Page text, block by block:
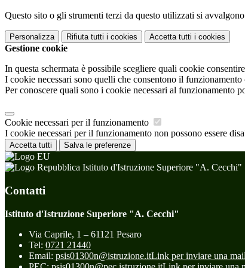
Questo sito o gli strumenti terzi da questo utilizzati si
Personalizza Rifiuta tutti i cookies Accetta tutti i cookies
Gestione cookie
In questa schermata è possibile scegliere quali cookie
I cookie necessari sono quelli che consentono il
Per conoscere quali sono i cookie necessari al funzionamento
Cookie necessari per il funzionamento
I cookie necessari per il funzionamento non possono essere
Accetta tutti Salva le preferenze
Istituto d'Istruzione Superiore "A. Cecchi"
Contatti
Istituto d'Istruzione Superiore "A. Cecchi"
Via Caprile, 1 – 61121 Pesaro
Tel: 0721 21440
Email: psis01300n@istruzione.itLink per inviare una mail